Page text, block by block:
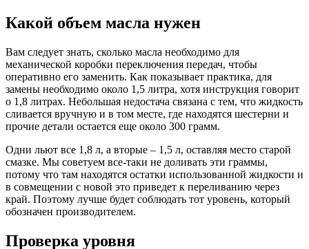
Какой объем масла нужен
Вам следует знать, сколько масла необходимо для
механической коробки переключения передач, чтобы
оперативно его заменить. Как показывает практика, для
замены необходимо около 1,5 литра, хотя инструкция говорит
о 1,8 литрах. Небольшая недостача связана с тем, что жидкость
сливается вручную и в том месте, где находятся шестерни и
прочие детали остается еще около 300 грамм.
Одни льют все 1,8 л, а вторые – 1,5 л, оставляя место старой
смазке. Мы советуем все-таки не доливать эти граммы,
потому что там находятся остатки использованной жидкости и
в совмещении с новой это приведет к переливанию через
край. Поэтому лучше будет соблюдать тот уровень, который
обозначен производителем.
Проверка уровня